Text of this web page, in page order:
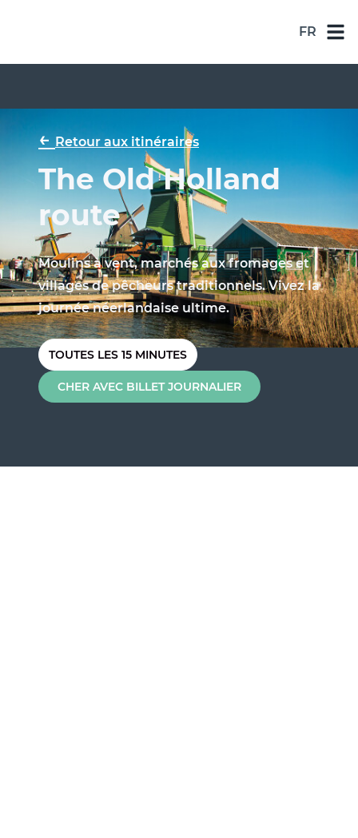
FR
NL
←Retour aux itinéraires
The Old Holland
route
Moulins à vent, marchés aux fromages et
villages de pêcheurs traditionnels. Vivez la
journée néerlandaise ultime.
TOUTES LES 15 MINUTES
CHER AVEC BILLET JOURNALIER